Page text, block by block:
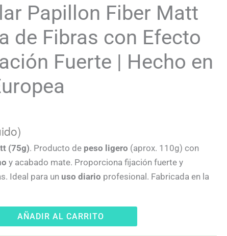
Papillon Fiber Matt
de Fibras con Efecto
Fuerte | Hecho en
(75g). Producto de peso ligero (aprox. 110g) con
y acabado mate. Proporciona fijación fuerte y
Ideal para un uso diario profesional. Fabricada en la
AÑADIR AL CARRITO